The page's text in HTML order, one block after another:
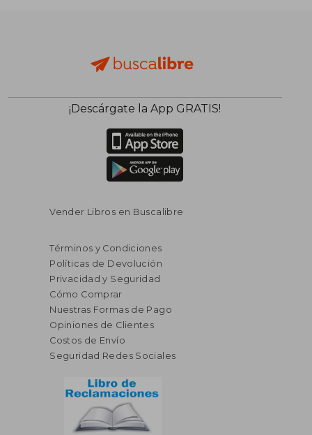
¡Descárgate la App GRATIS!
Vender Libros en Buscalibre
Términos y Condiciones
Políticas de Devolución
Privacidad y Seguridad
Cómo Comprar
Nuestras Formas de Pago
Opiniones de Clientes
Costos de Envío
Seguridad Redes Sociales